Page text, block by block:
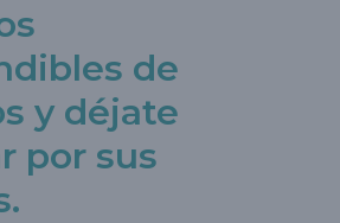
de
y déjate
por sus